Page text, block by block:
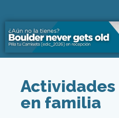
Actividades
en familia